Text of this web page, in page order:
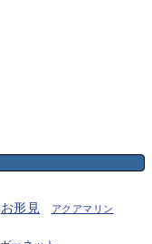
お形見 アクアマリン